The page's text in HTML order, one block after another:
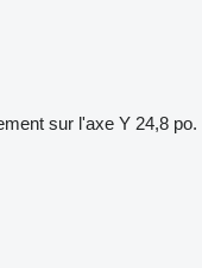
sur l'axe Y 24,8 po.